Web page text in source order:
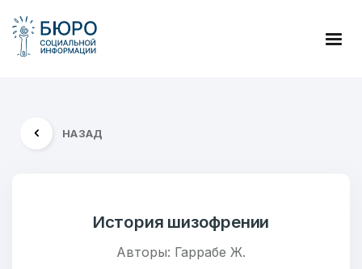
НАЗАД
История шизофрении
Авторы: Гаррабе Ж.